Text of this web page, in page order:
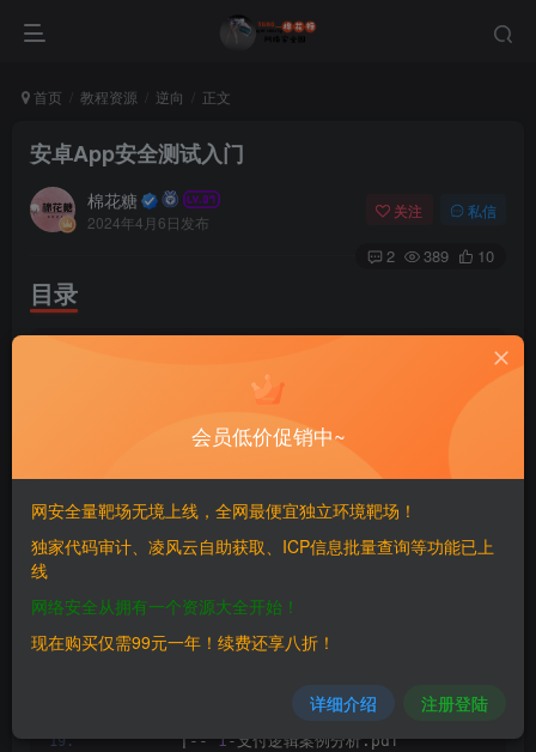
首页 教程资源 逆向 正文
安卓App安全测试入门
棉花糖
2024年4月6日发布
关注 私信
2 389 10
目录
棉花糖网络安全圈
任意读写
通信和web前后端交互
从代码讲逻辑漏洞（一）[
|-- 2.APK反编译[公众号]棉花糖网络安全圈.mp4
|-- 20. 验证码相关安全问题[公众号]棉花糖网络安全圈
|-- 24. sql 注入和接口编写 公众号] 棉花糖网络安全圈.mp4
|--
25.sql 注入原理和绕过[公众号]棉花糖网络安全圈.mp4
|-- 5.动态调试[公众号] 棉花糖网络安全圈.mp4
|-- 6.Burpsuite使用教程[ 公众号
|-- 7.HTTP -HTTPS抓包姿势 [
|-- 安卓业务安全测试课程课件/
        |--
1-支付逻辑案例分析.pdf
会员低价促销中~
网安全量靶场无境上线，全网最便宜独立环境靶场！
独家代码审计、凌风云自助获取、ICP信息批量查询等功能已上
线
网络安全从拥有一个资源大全开始！
现在购买仅需99元一年！续费还享八折！
详细介绍 注册登陆